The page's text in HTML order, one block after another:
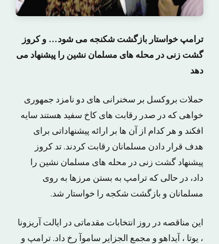
ترامپ خواستار بازگشت شکنجه می شود… و کروز
گشت زنی در محله های مسلمان نشین را پیشنهاد می
دهد
حملات بروکسل بر سخنرانی های دو نامزد جمهوری
خواهی که در صدر رقابت های کاخ سفید هستند سایه
افکند و هر کدام از آن ها بر ارائه پیشنهاداتی برای
هدف قرار دادن مسلمانان رقابت کردند. تد کروز
پیشنهاد گشت زنی در محله های مسلمان نشین را
داد، در حالی که ترامپ به بستن مرزها به روی
مسلمانان و بازگشت شکجه را خواستار شد.
این مناقصه در روز انتخابات مقدماتی در ایالت آریزونا
، یوتا ، آیداهو و مجمع الجزایر ساموآ رخ داد. ترامپ و